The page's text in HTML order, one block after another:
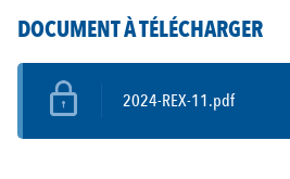
DOCUMENT À TÉLÉCHARGER
2024-REX-11.pdf